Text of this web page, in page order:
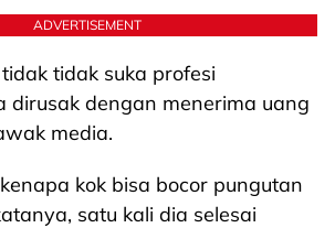
ADVERTISEMENT
tidak suka profesi
dengan menerima uang
media.
kok bisa bocor pungutan
satu kali dia selesai